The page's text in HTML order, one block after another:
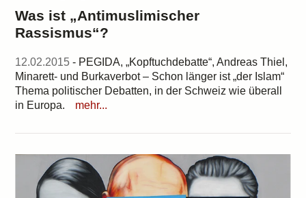
Was ist „Antimuslimischer
Rassismus“?
12.02.2015 - PEGIDA, „Kopftuchdebatte“, Andreas Thiel,
Minarett- und Burkaverbot – Schon länger ist „der Islam“
Thema politischer Debatten, in der Schweiz wie überall
in Europa.
mehr...